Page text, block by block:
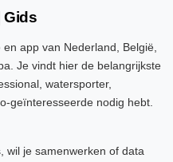
Gids
app van Nederland, België,
Je vindt hier de belangrijkste
watersporter,
geïnteresseerde nodig hebt.
wil je samenwerken of data